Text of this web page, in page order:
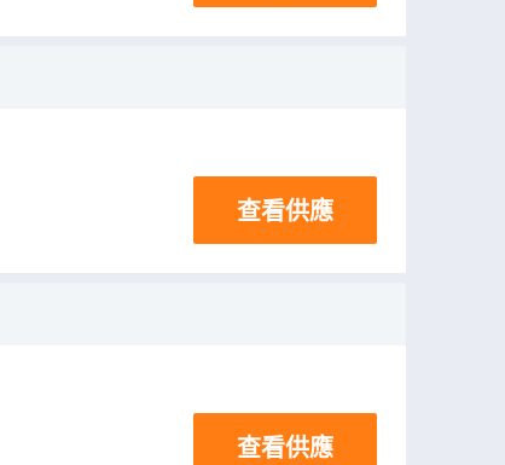
查看供應
查看供應